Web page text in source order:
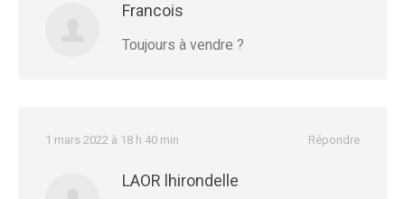
Francois
Toujours à vendre ?
Répondre
1 mars 2022 à 18 h 40 min
LAOR lhirondelle